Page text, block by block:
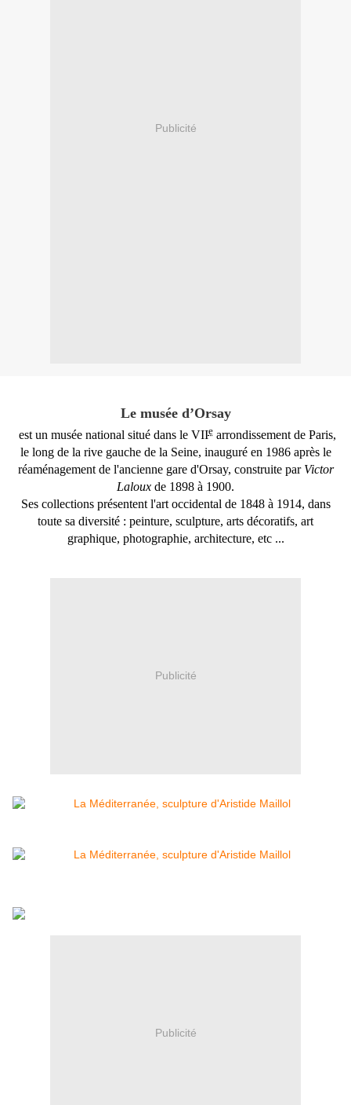
Publicité
Le musée d’Orsay
est un musée national situé dans le VIIearrondissementde Paris,
le long de la rivegauche de la Seine, inauguré en 1986après le
réaménagement de l'ancienne gare d'Orsay, construite par Victor
Laloux de 1898 à 1900.
Ses collections présentent l'art occidental de 1848à 1914, dans
toute sa diversité : peinture, sculpture, arts décoratifs, art
graphique, photographie, architecture, etc ...
Publicité
Publicité